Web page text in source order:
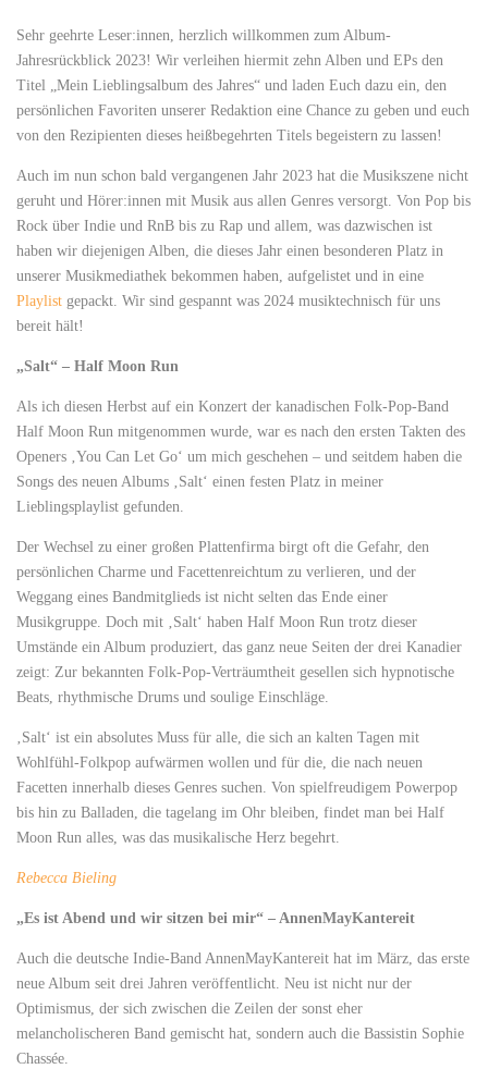
Sehr geehrte Leser:innen, herzlich willkommen zum Album-
Jahresrückblick 2023! Wir verleihen hiermit zehn Alben und EPs den
Titel „Mein Lieblingsalbum des Jahres“ und laden Euch dazu ein, den
persönlichen Favoriten unserer Redaktion eine Chance zu geben und euch
von den Rezipienten dieses heißbegehrten Titels begeistern zu lassen!
Auch im nun schon bald vergangenen Jahr 2023 hat die Musikszene nicht
geruht und Hörer:innen mit Musik aus allen Genres versorgt. Von Pop bis
Rock über Indie und RnB bis zu Rap und allem, was dazwischen ist
haben wir diejenigen Alben, die dieses Jahr einen besonderen Platz in
unserer Musikmediathek bekommen haben, aufgelistet und in eine
Playlist gepackt. Wir sind gespannt was 2024 musiktechnisch für uns
bereit hält!
„Salt“ – Half Moon Run
Als ich diesen Herbst auf ein Konzert der kanadischen Folk-Pop-Band
Half Moon Run mitgenommen wurde, war es nach den ersten Takten des
Openers ‚You Can Let Go‘ um mich geschehen – und seitdem haben die
Songs des neuen Albums ‚Salt‘ einen festen Platz in meiner
Lieblingsplaylist gefunden.
Der Wechsel zu einer großen Plattenfirma birgt oft die Gefahr, den
persönlichen Charme und Facettenreichtum zu verlieren, und der
Weggang eines Bandmitglieds ist nicht selten das Ende einer
Musikgruppe. Doch mit ‚Salt‘ haben Half Moon Run trotz dieser
Umstände ein Album produziert, das ganz neue Seiten der drei Kanadier
zeigt: Zur bekannten Folk-Pop-Verträumtheit gesellen sich hypnotische
Beats, rhythmische Drums und soulige Einschläge.
‚Salt‘ ist ein absolutes Muss für alle, die sich an kalten Tagen mit
Wohlfühl-Folkpop aufwärmen wollen und für die, die nach neuen
Facetten innerhalb dieses Genres suchen. Von spielfreudigem Powerpop
bis hin zu Balladen, die tagelang im Ohr bleiben, findet man bei Half
Moon Run alles, was das musikalische Herz begehrt.
Rebecca Bieling
„Es ist Abend und wir sitzen bei mir“ – AnnenMayKantereit
Auch die deutsche Indie-Band AnnenMayKantereit hat im März, das erste
neue Album seit drei Jahren veröffentlicht. Neu ist nicht nur der
Optimismus, der sich zwischen die Zeilen der sonst eher
melancholischeren Band gemischt hat, sondern auch die Bassistin Sophie
Chassée.